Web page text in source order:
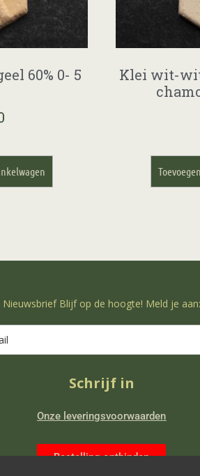
60% 0- 5
Klei wit-
Nieuwsbrief Blijf op de hoogte! Meld je aan:
Schrijf in
Onze leveringsvoorwaarden
Bestelling ontbinden